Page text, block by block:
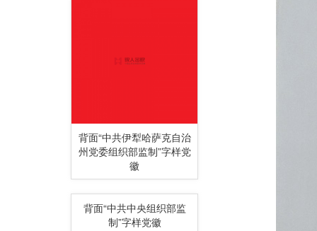
背面“中共伊犁哈萨克自治
州党委组织部监制”字样党
徽
背面“中共中央组织部监
制”字样党徽